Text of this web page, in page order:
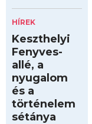
HÍREK
Keszthelyi
Fenyves-
allé, a
nyugalom
és a
történelem
sétánya